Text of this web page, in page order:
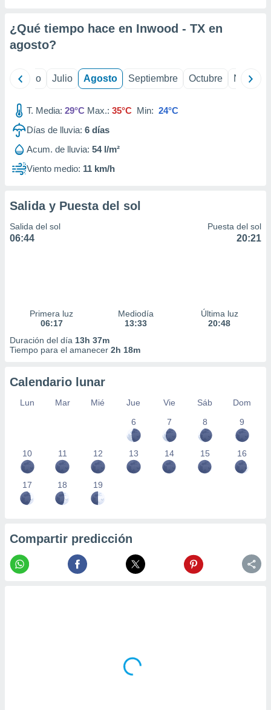
e
mediante
publicidad
publicidad
de
1199
¿Qué tiempo hace en Inwood - TX en
agosto?
Junio Julio Agosto Septiembre Octubre
T. Media: 29°C Max.: 35°C Min: 24°C
Días de lluvia: 6 días
Acum. de lluvia: 54 l/m²
Viento medio: 11 km/h
Salida y Puesta del sol
Salida del sol
06:44
Puesta del sol
20:21
Primera luz
06:17
Mediodía
13:33
Última luz
20:48
Duración del día 13h 37m
Tiempo para el amanecer 2h 18m
Calendario lunar
Lun Mar Mié Jue Vie Sáb
Dom
6
7 8 9
10 11 12 13 14 15 16
17 18 19
Compartir predicción